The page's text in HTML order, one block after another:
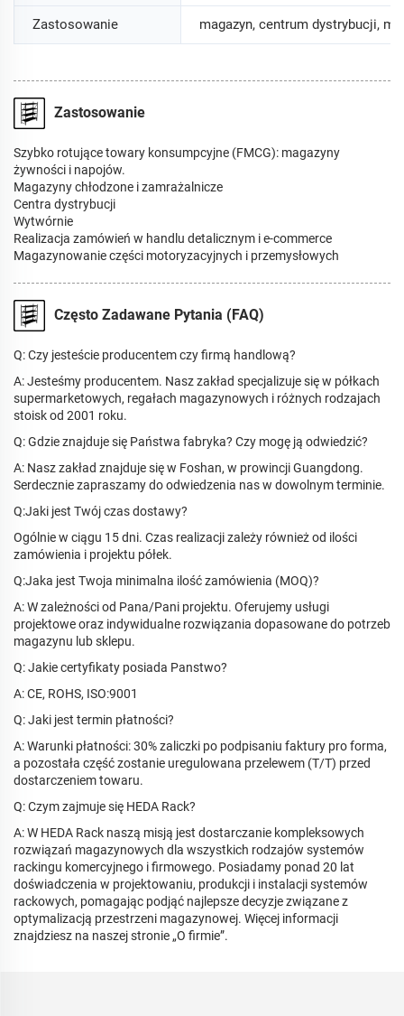
Zastosowanie magazyn, centrum dystrybucji,
Zastosowanie
Szybko rotujące towary konsumpcyjne (FMCG): magazyny
żywności i napojów.
Magazyny chłodzone i zamrażalnicze
Centra dystrybucji
Wytwórnie
Realizacja zamówień w handlu detalicznym i e-commerce
Magazynowanie części motoryzacyjnych i przemysłowych
Często Zadawane Pytania (FAQ)
Q: Czy jesteście producentem czy firmą handlową?
A: Jesteśmy producentem. Nasz zakład specjalizuje się w półkach
supermarketowych, regałach magazynowych i różnych rodzajach
stoisk od 2001 roku.
Q: Gdzie znajduje się Państwa fabryka? Czy mogę ją odwiedzić?
A: Nasz zakład znajduje się w Foshan, w prowincji Guangdong.
Serdecznie zapraszamy do odwiedzenia nas w dowolnym terminie.
Q:Jaki jest Twój czas dostawy?
Ogólnie w ciągu 15 dni. Czas realizacji zależy również od ilości
zamówienia i projektu półek.
Q:Jaka jest Twoja minimalna ilość zamówienia (MOQ)?
A: W zależności od Pana/Pani projektu. Oferujemy usługi
projektowe oraz indywidualne rozwiązania dopasowane do potrzeb
magazynu lub sklepu.
Q: Jakie certyfikaty posiada Panstwo?
A: CE, ROHS, ISO:9001
Q: Jaki jest termin płatności?
A: Warunki płatności: 30% zaliczki po podpisaniu faktury pro forma,
a pozostała część zostanie uregulowana przelewem (T/T) przed
dostarczeniem towaru.
Q: Czym zajmuje się HEDA Rack?
A: W HEDA Rack naszą misją jest dostarczanie kompleksowych
rozwiązań magazynowych dla wszystkich rodzajów systemów
rackingu komercyjnego i firmowego. Posiadamy ponad 20 lat
doświadczenia w projektowaniu, produkcji i instalacji systemów
rackowych, pomagając podjąć najlepsze decyzje związane z
optymalizacją przestrzeni magazynowej. Więcej informacji
znajdziesz na naszej stronie „O firmie”.